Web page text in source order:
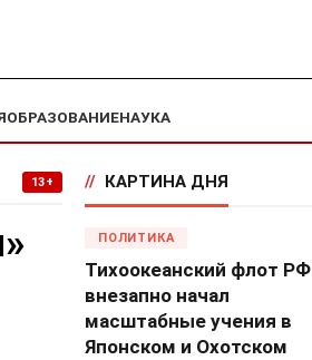
ОБРАЗОВАНИЕНАУКА
13+ // КАРТИНА ДНЯ
ПОЛИТИКА
Тихоокеанский флот РФ
внезапно начал
масштабные учения в
Японском и Охотском